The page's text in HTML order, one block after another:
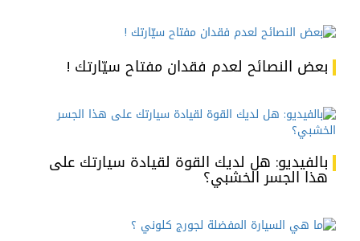
بعض النصائح لعدم فقدان مفتاح سيّارتك !
بالفيديو: هل لديك القوة لقيادة سيارتك على
هذا الجسر الخشبي؟